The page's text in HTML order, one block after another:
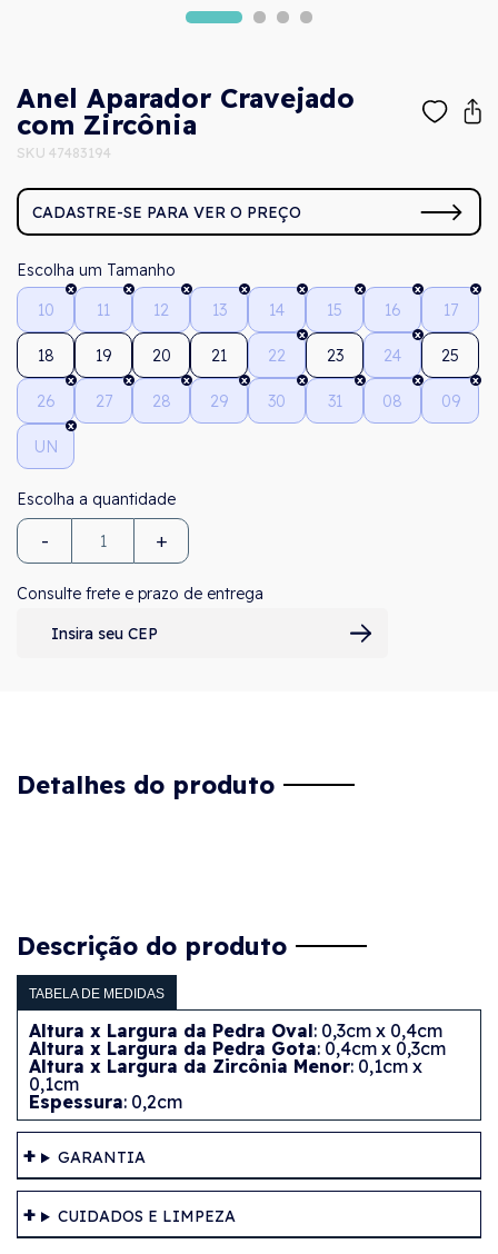
Anel Aparador Cravejado
com Zircônia
SKU 47483194
CADASTRE-SE PARA VER O PREÇO
Tamanho
10
11 12 13 14 15 16 17
18 19 20 21 22 23 24 25
26 27 28 29 30 31 08 09
UN
- +
Consulte frete e prazo de entrega
Detalhes do produto
Descrição do produto
TABELA DE MEDIDAS
Altura x Largura da Pedra Oval: 0,3cm x 0,4cm
Altura x Largura da Pedra Gota: 0,4cm x 0,3cm
Altura x Largura da Zircônia Menor: 0,1cm x
0,1cm
Espessura: 0,2cm
GARANTIA
CUIDADOS E LIMPEZA